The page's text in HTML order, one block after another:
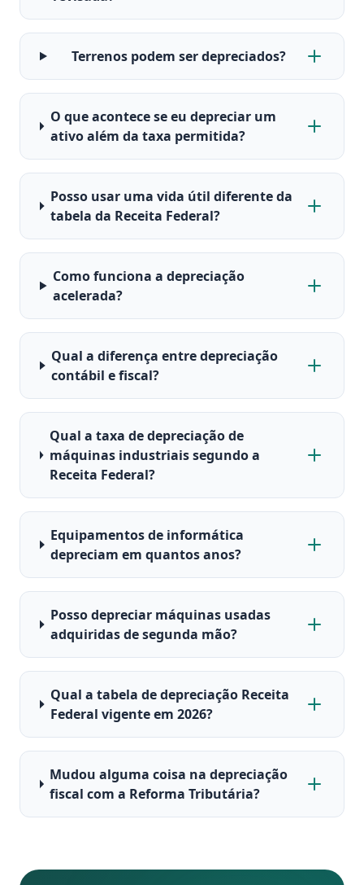
Terrenos podem ser depreciados?
O que acontece se eu depreciar um
ativo além da taxa permitida?
Posso usar uma vida útil diferente da
tabela da Receita Federal?
Como funciona a depreciação
acelerada?
Qual a diferença entre depreciação
contábil e fiscal?
Qual a taxa de depreciação de
máquinas industriais segundo a
Receita Federal?
Equipamentos de informática
depreciam em quantos anos?
Posso depreciar máquinas usadas
adquiridas de segunda mão?
Qual a tabela de depreciação Receita
Federal vigente em 2026?
Mudou alguma coisa na depreciação
fiscal com a Reforma Tributária?